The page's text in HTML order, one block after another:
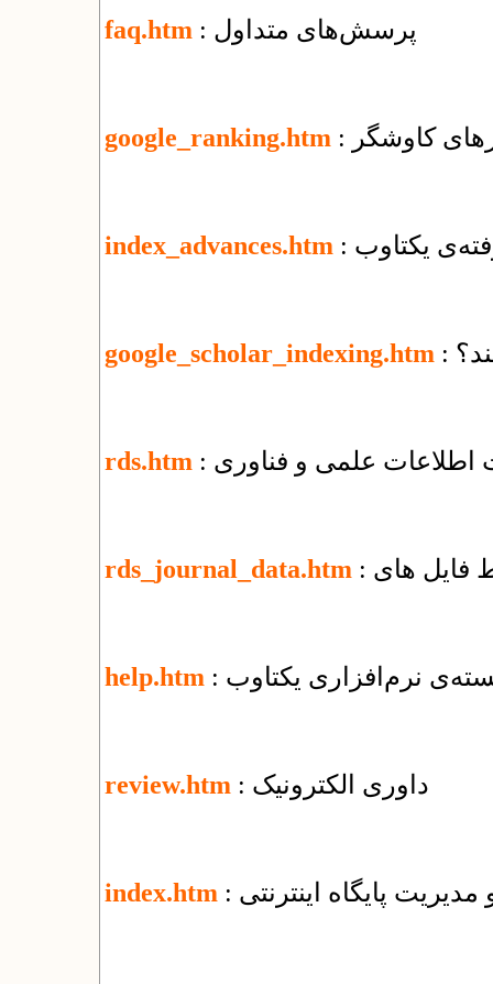
faq.htm : پرسش‌های متداول
google_ranking.htm کاوشگر
index_advances.htm یکتاوب
google_scholar_indexing.htm
rds.htm اطلاعات علمی و فناوری
rds_journal_data.htm
help.htm نرم‌افزاری یکتاوب
review.htm : داوری الکترونیک
index.htm پایگاه اینترنتی